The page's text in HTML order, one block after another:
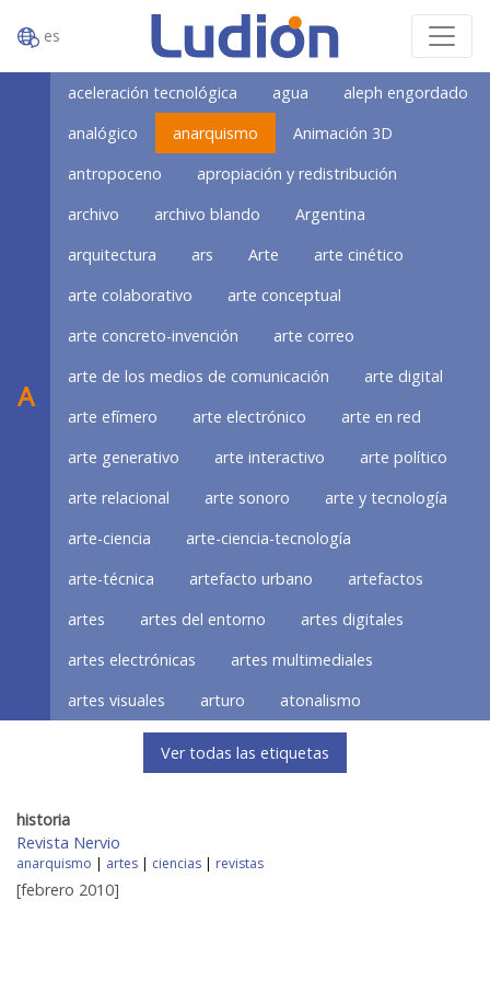
es
A
aceleración tecnológica agua
aleph engordado
analógico
anarquismo
Animación 3D
antropoceno
apropiación y redistribución
archivo
archivo blando
Argentina
arquitectura
ars Arte
arte cinético
arte colaborativo
arte conceptual
arte concreto-invención
arte correo
arte de los medios de comunicación
arte digital
arte efímero
arte electrónico
arte en red
arte generativo
arte interactivo
arte político
arte relacional
arte sonoro
arte y tecnología
arte-ciencia
arte-ciencia-tecnología
arte-técnica
artefacto urbano
artefactos
artes
artes del entorno
artes digitales
artes electrónicas
artes multimediales
artes visuales
arturo atonalismo
Ver todas las etiquetas
historia
Revista Nervio
anarquismo | artes | ciencias | revistas
[febrero 2010]